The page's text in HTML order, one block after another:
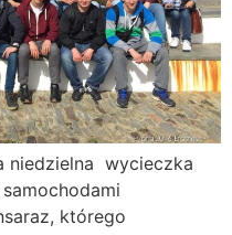
niedzielna wycieczka
którego